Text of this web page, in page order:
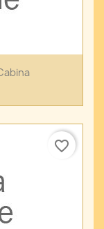
favorite_border